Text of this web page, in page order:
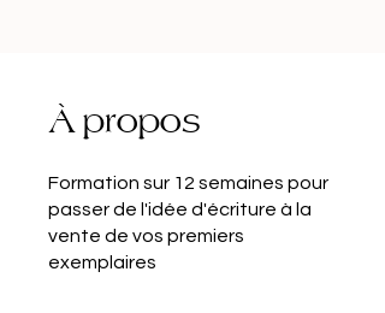
À propos
Formation sur 12 semaines pour
passer de l'idée d'écriture à la
vente de vos premiers
exemplaires